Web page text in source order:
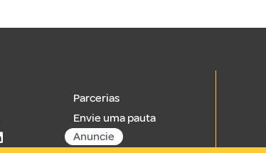
Parcerias
Envie uma pauta
Anuncie